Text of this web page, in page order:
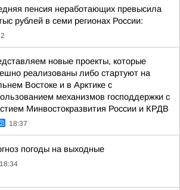
пенсия неработающих превысила
рублей в семи регионах России:
новые проекты, которые
реализованы либо стартуют на
Востоке и в Арктике с
механизмов господдержки с
Минвостокразвития России и КРДВ
18:37
погоды на выходные
18:34